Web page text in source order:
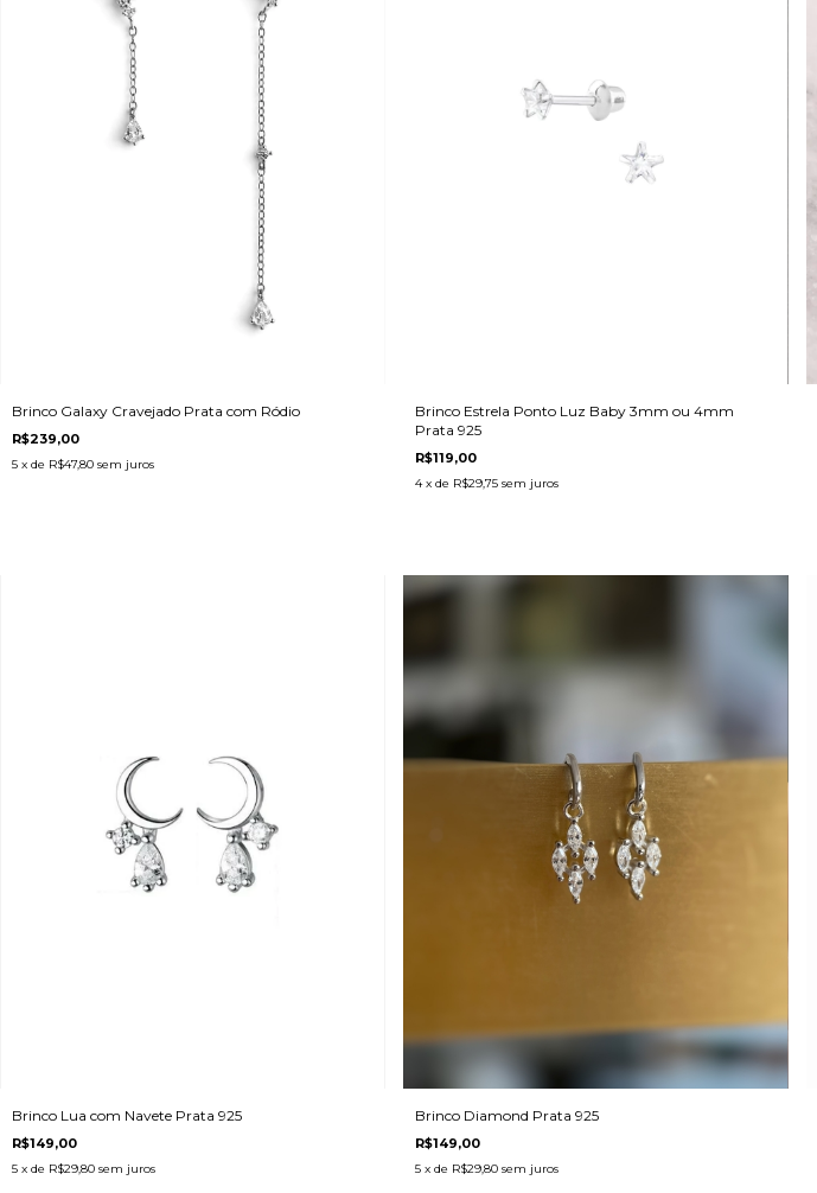
Brinco Galaxy Cravejado Prata com Ródio
R$239,00
5 x de R$47,80 sem juros
Brinco Estrela Ponto Luz Baby 3mm ou 4mm
Prata 925
R$119,00
4 x de R$29,75 sem juros
Brinco Lua com Navete Prata 925
R$149,00
5 x de R$29,80 sem juros
Brinco Diamond Prata 925
R$149,00
5 x de R$29,80 sem juros